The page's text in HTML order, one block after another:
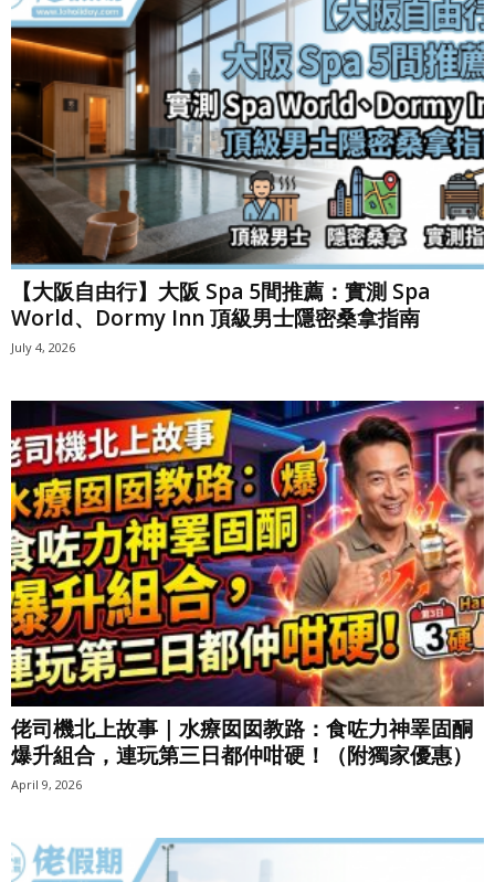
【大阪自由行】大阪 Spa 5間推薦：實測 Spa
World、Dormy Inn 頂級男士隱密桑拿指南
July 4, 2026
佬司機北上故事｜水療囡囡教路：食咗力神睪固酮
爆升組合，連玩第三日都仲咁硬！（附獨家優惠）
April 9, 2026